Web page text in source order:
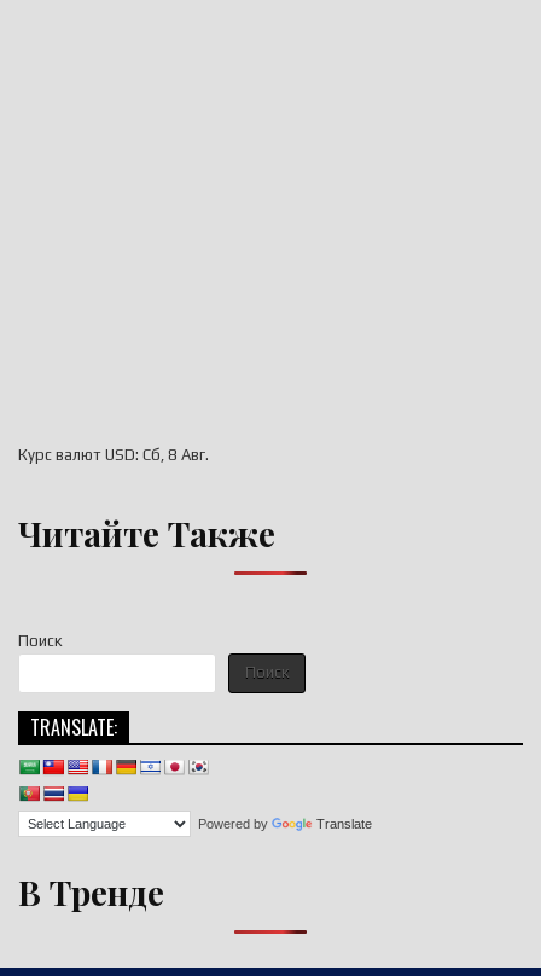
Поиск
Поиск
TRANSLATE:
Powered by Translate
В Тренде
Курс валют USD: Сб, 8 Авг.
Читайте Также